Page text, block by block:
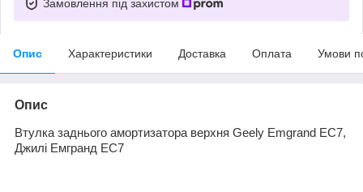
Замовлення під захистом
Опис Характеристики Доставка Оплата Умови
Опис
Втулка заднього амортизатора верхня Geely Еmgrand EC7,
Джилі Емгранд EC7